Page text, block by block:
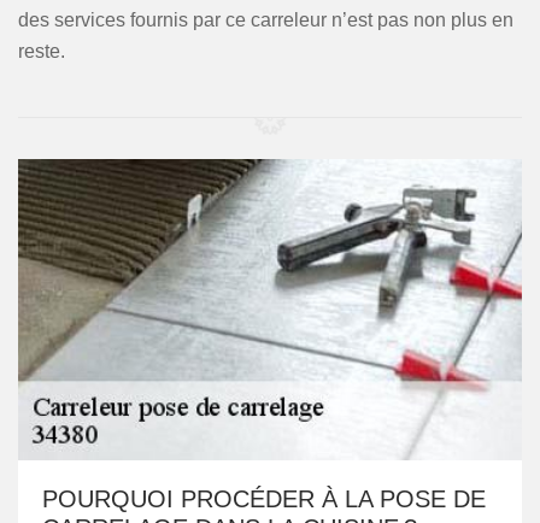
des services fournis par ce carreleur n’est pas non plus en
reste.
POURQUOI PROCÉDER À LA POSE DE